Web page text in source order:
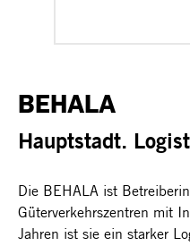
BEHALA
Hauptstadt.
Die BEHALA ist
Güterverkehrszentren mit
Jahren ist sie ein starker